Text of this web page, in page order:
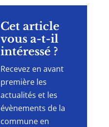
Cet article
vous a-t-il
intéressé ?
Recevez en avant
première les
actualités et les
évènements de la
commune en